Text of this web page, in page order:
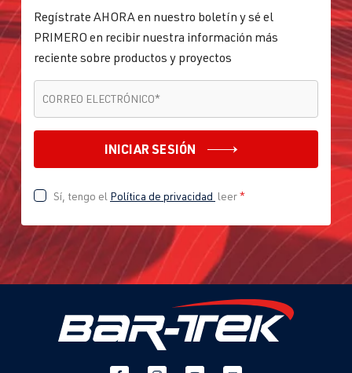
Regístrate AHORA en nuestro boletín y sé el
PRIMERO en recibir nuestra información más
reciente sobre productos y proyectos
CORREO ELECTRÓNICO*
INICIAR SESIÓN
Sí, tengo el Política de privacidad leer*